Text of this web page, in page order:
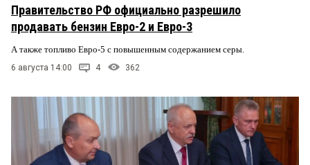
Правительство РФ официально разрешило
продавать бензин Евро-2 и Евро-3
А также топливо Евро-5 с повышенным содержанием серы.
6 августа 14:00 4 362